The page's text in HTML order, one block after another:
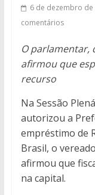
6 de dezembro de
comentários
O parlamentar,
afirmou que
recurso
Na Sessão
autorizou a
empréstimo de
Brasil, o
afirmou que
na capital.